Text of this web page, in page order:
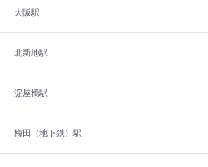
大阪駅
北新地駅
淀屋橋駅
梅田（地下鉄）駅